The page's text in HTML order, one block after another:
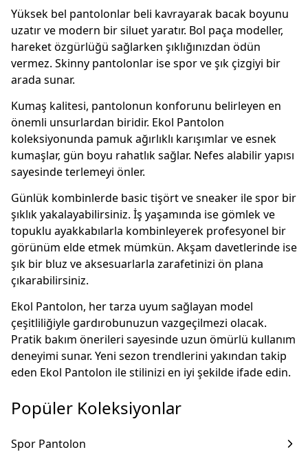
Yüksek bel pantolonlar beli kavrayarak bacak boyunu
uzatır ve modern bir siluet yaratır. Bol paça modeller,
hareket özgürlüğü sağlarken şıklığınızdan ödün
vermez. Skinny pantolonlar ise spor ve şık çizgiyi bir
arada sunar.
Kumaş kalitesi, pantolonun konforunu belirleyen en
önemli unsurlardan biridir. Ekol Pantolon
koleksiyonunda pamuk ağırlıklı karışımlar ve esnek
kumaşlar, gün boyu rahatlık sağlar. Nefes alabilir yapısı
sayesinde terlemeyi önler.
Günlük kombinlerde basic tişört ve sneaker ile spor bir
şıklık yakalayabilirsiniz. İş yaşamında ise gömlek ve
topuklu ayakkabılarla kombinleyerek profesyonel bir
görünüm elde etmek mümkün. Akşam davetlerinde ise
şık bir bluz ve aksesuarlarla zarafetinizi ön plana
çıkarabilirsiniz.
Ekol Pantolon, her tarza uyum sağlayan model
çeşitliliğiyle gardırobunuzun vazgeçilmezi olacak.
Pratik bakım önerileri sayesinde uzun ömürlü kullanım
deneyimi sunar. Yeni sezon trendlerini yakından takip
eden Ekol Pantolon ile stilinizi en iyi şekilde ifade edin.
Popüler Koleksiyonlar
Spor Pantolon